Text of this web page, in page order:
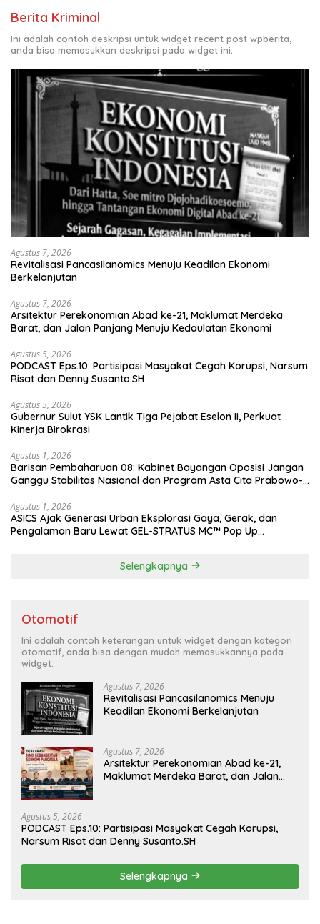
Berita Kriminal
Ini adalah contoh deskripsi untuk widget recent post wpberita,
anda bisa memasukkan deskripsi pada widget ini.
Agustus 7, 2026
Revitalisasi Pancasilanomics Menuju Keadilan Ekonomi
Berkelanjutan
Agustus 7, 2026
Arsitektur Perekonomian Abad ke-21, Maklumat Merdeka
Barat, dan Jalan Panjang Menuju Kedaulatan Ekonomi
Agustus 5, 2026
PODCAST Eps.10: Partisipasi Masyakat Cegah Korupsi, Narsum
Risat dan Denny Susanto.SH
Agustus 5, 2026
Gubernur Sulut YSK Lantik Tiga Pejabat Eselon II, Perkuat
Kinerja Birokrasi
Agustus 1, 2026
Barisan Pembaharuan 08: Kabinet Bayangan Oposisi Jangan
Ganggu Stabilitas Nasional dan Program Asta Cita Prabowo-
Agustus 1, 2026
ASICS Ajak Generasi Urban Eksplorasi Gaya, Gerak, dan
Pengalaman Baru Lewat GEL-STRATUS MC™ Pop Up
Selengkapnya
Otomotif
Ini adalah contoh keterangan untuk widget dengan kategori
otomotif, anda bisa dengan mudah memasukkannya pada
widget.
Agustus 7, 2026
Revitalisasi Pancasilanomics Menuju
Keadilan Ekonomi Berkelanjutan
Agustus 7, 2026
Arsitektur Perekonomian Abad ke-21,
Maklumat Merdeka Barat, dan Jalan
Agustus 5, 2026
PODCAST Eps.10: Partisipasi Masyakat Cegah Korupsi,
Narsum Risat dan Denny Susanto.SH
Selengkapnya